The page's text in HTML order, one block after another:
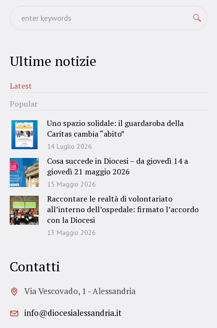
Ultime notizie
Latest
Popular
Uno spazio solidale: il guardaroba della
Caritas cambia “abito”
14 Luglio 2026
Cosa succede in Diocesi – da giovedì 14 a
giovedì 21 maggio 2026
15 Maggio 2026
Raccontare le realtà di volontariato
all’interno dell’ospedale: firmato l’accordo
con la Diocesi
13 Maggio 2026
Contatti
Via Vescovado, 1 - Alessandria
info@diocesialessandria.it